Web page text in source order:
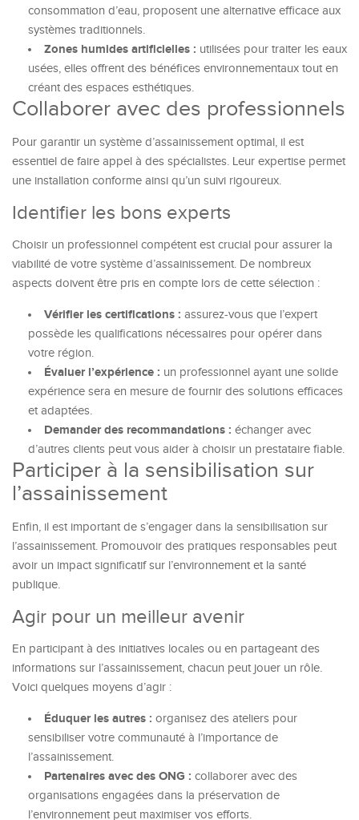
consommation d’eau, proposent une alternative efficace aux
systèmes traditionnels.
Zones humides artificielles : utilisées pour traiter les eaux
usées, elles offrent des bénéfices environnementaux tout en
créant des espaces esthétiques.
Collaborer avec des professionnels
Pour garantir un système d’assainissement optimal, il est
essentiel de faire appel à des spécialistes. Leur expertise permet
une installation conforme ainsi qu’un suivi rigoureux.
Identifier les bons experts
Choisir un professionnel compétent est crucial pour assurer la
viabilité de votre système d’assainissement. De nombreux
aspects doivent être pris en compte lors de cette sélection :
Vérifier les certifications : assurez-vous que l’expert
possède les qualifications nécessaires pour opérer dans
votre région.
Évaluer l’expérience : un professionnel ayant une solide
expérience sera en mesure de fournir des solutions efficaces
et adaptées.
Demander des recommandations : échanger avec
d’autres clients peut vous aider à choisir un prestataire fiable.
Participer à la sensibilisation sur
l’assainissement
Enfin, il est important de s’engager dans la sensibilisation sur
l’assainissement. Promouvoir des pratiques responsables peut
avoir un impact significatif sur l’environnement et la santé
publique.
Agir pour un meilleur avenir
En participant à des initiatives locales ou en partageant des
informations sur l’assainissement, chacun peut jouer un rôle.
Voici quelques moyens d’agir :
Éduquer les autres : organisez des ateliers pour
sensibiliser votre communauté à l’importance de
l’assainissement.
Partenaires avec des ONG : collaborer avec des
organisations engagées dans la préservation de
l’environnement peut maximiser vos efforts.